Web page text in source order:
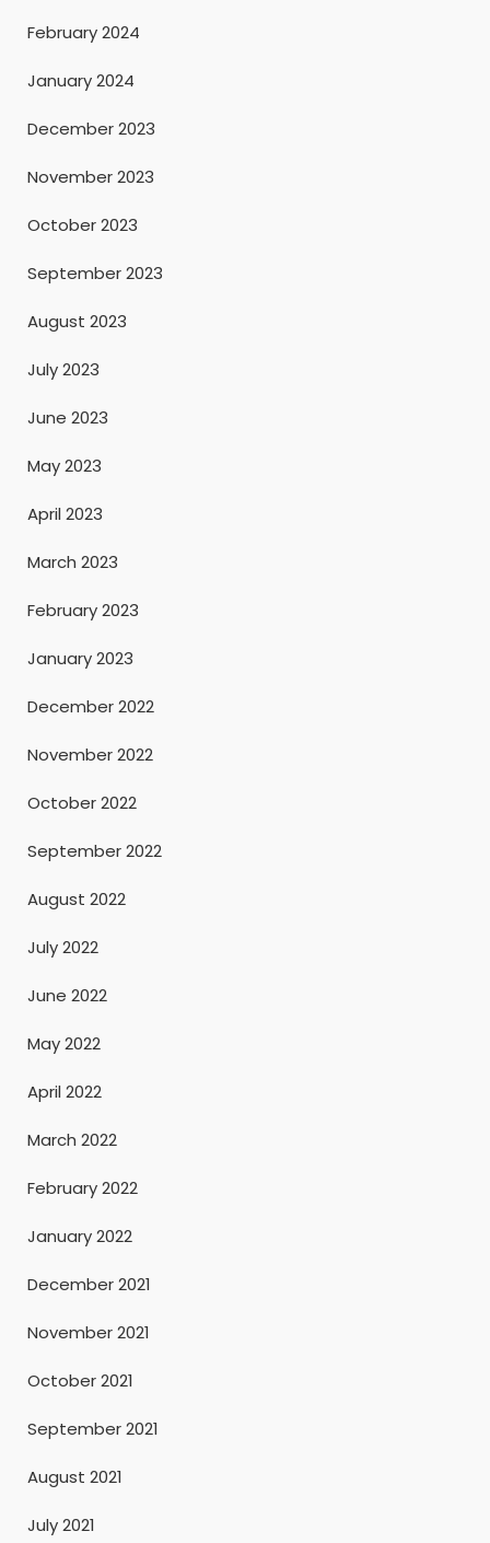
February 2024
January 2024
December 2023
November 2023
October 2023
September 2023
August 2023
July 2023
June 2023
May 2023
April 2023
March 2023
February 2023
January 2023
December 2022
November 2022
October 2022
September 2022
August 2022
July 2022
June 2022
May 2022
April 2022
March 2022
February 2022
January 2022
December 2021
November 2021
October 2021
September 2021
August 2021
July 2021